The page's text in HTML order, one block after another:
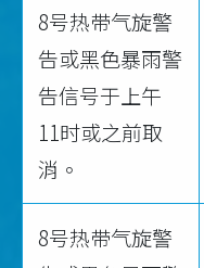
8号热带气旋警
告或黑色暴雨警
告信号于上午
11时或之前取
消。
8号热带气旋警